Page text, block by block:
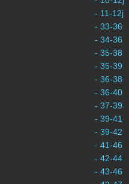
- 11-12j
- 33-36
- 34-36
- 35-38
- 35-39
- 36-38
- 36-40
- 37-39
- 39-41
- 39-42
- 41-46
- 42-44
- 43-46